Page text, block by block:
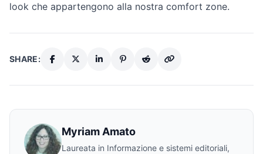
look che appartengono alla nostra comfort zone.
SHARE:
Myriam Amato
Laureata in Informazione e sistemi editoriali,